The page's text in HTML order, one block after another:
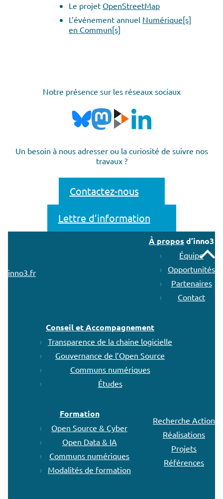
Le projet OpenStreetMap
L’événement annuel Numérique[s]
en Commun[s]
Notre présence sur les réseaux sociaux
Un besoin à nous adresser ou la curiosité de suivre nos
travaux ?
Contactez-nous
Lettre d’information
inno3.fr
À propos d’inno3
Équipe
Opportunités
Partenaires
Contact
Conseil et Accompagnement
Transparence de la chaine logicielle
Gouvernance de l’Open Source
Communs numériques
Études
Formation
Open Source & Cyber
Open Data & IA
Communs numériques
Modalités de formation
Recherche Action
Réalisations
Projets
Références
Remonter